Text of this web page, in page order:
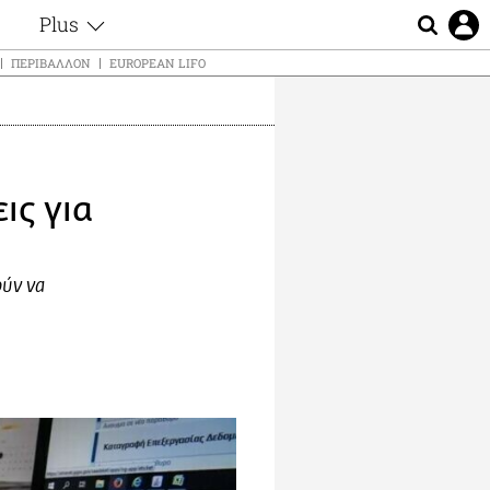
Plus
Θέματα
Εξομολογήσεις
Blogs
Απώλειες
ΠΕΡΙΒΆΛΛΟΝ EUROPEAN LIFO
για
να